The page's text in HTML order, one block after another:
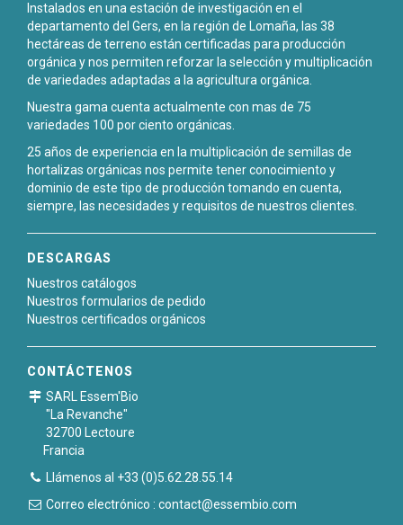
Instalados en una estación de investigación en el
departamento del Gers, en la región de Lomaña, las 38
hectáreas de terreno están certificadas para producción
orgánica y nos permiten reforzar la selección y multiplicación
de variedades adaptadas a la agricultura orgánica.
Nuestra gama cuenta actualmente con mas de 75
variedades 100 por ciento orgánicas.
25 años de experiencia en la multiplicación de semillas de
hortalizas orgánicas nos permite tener conocimiento y
dominio de este tipo de producción tomando en cuenta,
siempre, las necesidades y requisitos de nuestros clientes.
DESCARGAS
Nuestros catálogos
Nuestros formularios de pedido
Nuestros certificados orgánicos
CONTÁCTENOS
SARL Essem'Bio
"La Revanche"
32700 Lectoure
Francia
Llámenos al +33 (0)5.62.28.55.14
Correo electrónico : contact@essembio.com